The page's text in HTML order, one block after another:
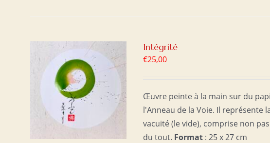
Intégrité
€25,00
Œuvre peinte à la main sur du
l'Anneau de la Voie. Il représente
vacuité (le vide), comprise non
du tout. Format : 25 x 27 cm